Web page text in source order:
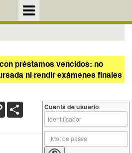
préstamos vencidos: no
ni rendir exámenes finales
Copy
Link
Cuenta de usuario